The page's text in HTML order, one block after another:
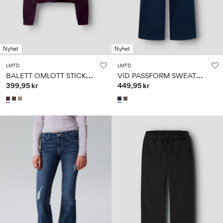
Nyhet
LMTD
B
ALETT OMLOTT STICKAD TRÖJA
399,95 kr
Nyhet
LMTD
V
ID PASSFORM SWEATPANTS
449,95 kr